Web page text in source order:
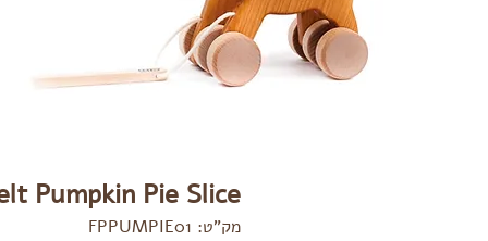
Pumpkin Pie Slice
מק"ט: FPPUMPIE01